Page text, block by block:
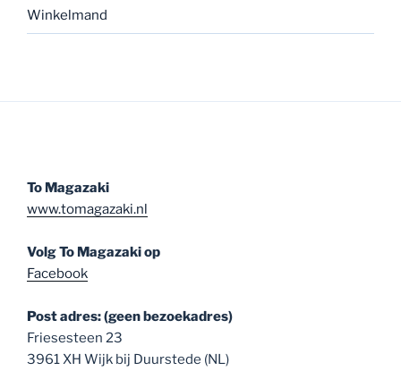
Winkelmand
To Magazaki
www.tomagazaki.nl
Volg To Magazaki op
Facebook
Post adres: (geen bezoekadres)
Friesesteen 23
3961 XH Wijk bij Duurstede (NL)